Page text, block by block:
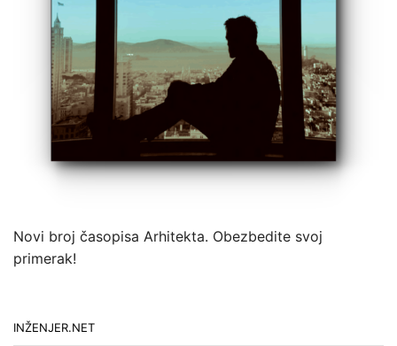
Novi broj časopisa Arhitekta. Obezbedite svoj
primerak!
INŽENJER.NET